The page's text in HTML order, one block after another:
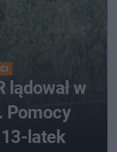
lądował w
Pomocy
latek